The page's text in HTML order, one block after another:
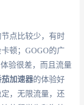
点比较少，有时
顿；GOGO的广
验很差，而且流量
茄加速器的体验好
，无限流量，还